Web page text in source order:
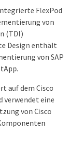
FlexPod
von
(TDI)
Design enthält
von SAP
auf dem Cisco
verwendet eine
von Cisco